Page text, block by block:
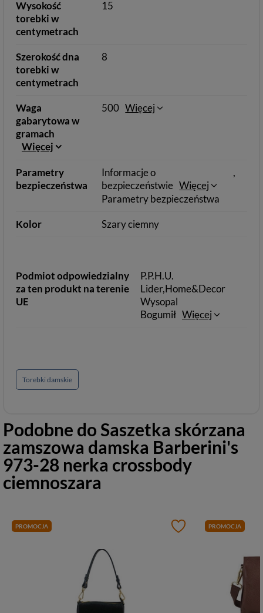
Wysokość
torebki w
centymetrach
15
Szerokość dna
torebki w
centymetrach
8
Waga
gabarytowa w
gramach
Więcej
500 Więcej
Parametry
bezpieczeństwa
Informacje o
bezpieczeństwie Więcej
Parametry bezpieczeństwa
Kolor Szary ciemny
Podmiot odpowiedzialny
za ten produkt na terenie
UE
P.P.H.U.
Lider,Home&Decor
Wysopal
Bogumił Więcej
Torebki damskie
Podobne doSaszetka skórzana
zamszowa damska Barberini's
973-28 nerka crossbody
ciemnoszara
PROMOCJA PROMOCJA